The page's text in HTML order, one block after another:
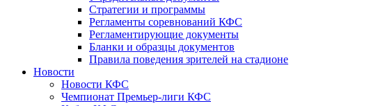
Стратегии и программы
Регламенты соревнований КФС
Регламентирующие документы
Бланки и образцы документов
Правила поведения зрителей на стадионе
Новости
Новости КФС
Чемпионат Премьер-лиги КФС